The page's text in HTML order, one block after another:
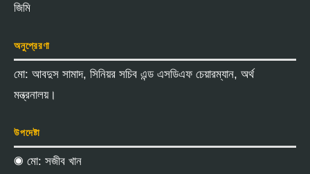
জিমি
অনুপ্রেরণা
মো: আবদুস সামাদ, সিনিয়র সচিব এন্ড এসডিএফ চেয়ারম্যান, অর্থ
মন্ত্রনালয়।
উপদেষ্টা
◉ মো: সজীব খান